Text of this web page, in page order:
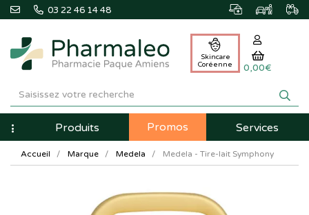
03 22 46 14 48
Pharmaleo
Pharmacie
Paque
Amiens
Skincare
Coréenne
0,00€
NavigationProduits Promos Services
Accueil Marque Medela Medela - Tire-lait Symphony